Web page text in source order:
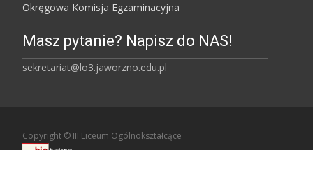
Okręgowa Komisja Egzaminacyjna
Masz pytanie? Napisz do NAS!
sekretariat@lo3.jaworzno.edu.pl
Copyright © III Liceum Ogólnokształcące